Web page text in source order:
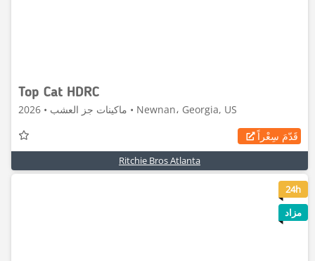
Top Cat HDRC
ماكينات جز العشب • 2026 • Newnan، Georgia, US
قَدّمَ سِعْراً
Ritchie Bros Atlanta
6
24h
مزاد